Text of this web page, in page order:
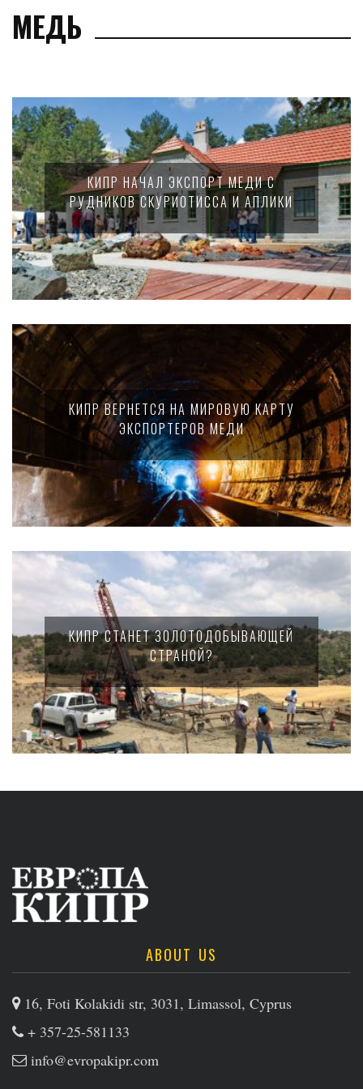
МЕДЬ
КИПР НАЧАЛ ЭКСПОРТ МЕДИ С
РУДНИКОВ СКУРИОТИССА И АПЛИКИ
КИПР ВЕРНЕТСЯ НА МИРОВУЮ КАРТУ
ЭКСПОРТЕРОВ МЕДИ
КИПР СТАНЕТ ЗОЛОТОДОБЫВАЮЩЕЙ
СТРАНОЙ?
ABOUT US
16, Foti Kolakidi str, 3031, Limassol, Cyprus
+ 357-25-581133
info@evropakipr.com